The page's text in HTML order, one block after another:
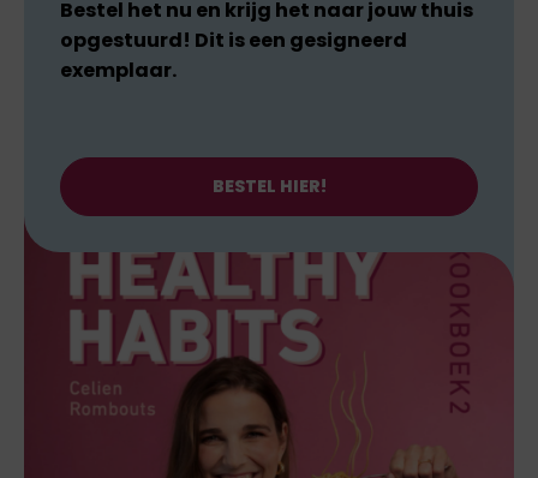
Bestel het nu en krijg het naar jouw thuis
opgestuurd! Dit is een gesigneerd
exemplaar.
BESTEL HIER!